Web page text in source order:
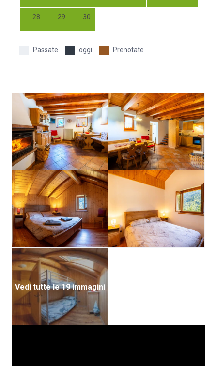
28 29 30
Passate oggi Prenotate
Vedi tutte le 19 immagini